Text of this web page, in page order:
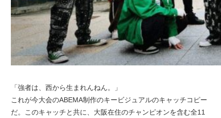
「強者は、西から生まれんねん。」
これが今大会のABEMA制作のキービジュアルのキャッチコピー
だ。このキャッチと共に、大阪在住のチャンピオンを含む全11